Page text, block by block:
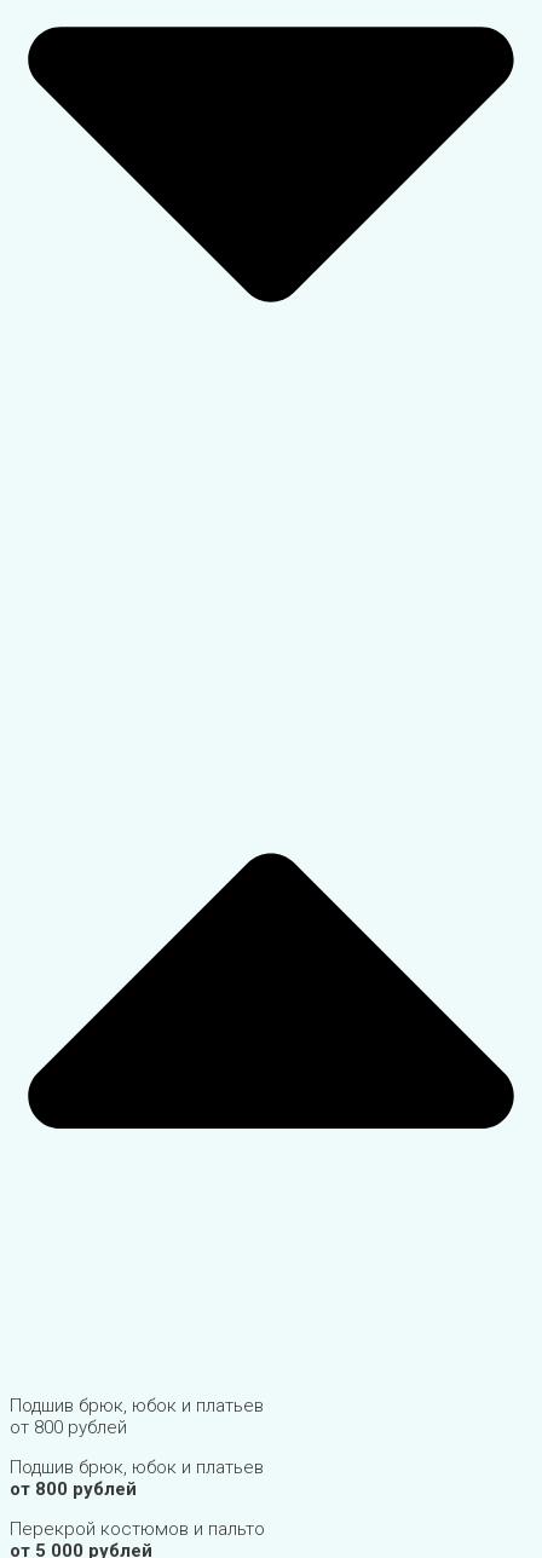
Подшив брюк, юбок и платьев
от 800 рублей
Подшив брюк, юбок и платьев
от 800 рублей
Перекрой костюмов и пальто
от 5 000 рублей